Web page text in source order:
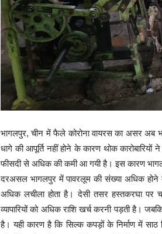
भागलपुर, चीन में फैले कोरोना वायरस का असर अब
धागे की आपूर्ति नहीं होने के कारण थोक कारोबारियों
फीसदी से अधिक की कमी आ गयी है। इस कारण
दरअसल भागलपुर में पावरलूम की संख्या अधिक होने
अधिक लचीला होता है। देसी तसर हस्तकरघा पर
व्यापारियों को अधिक राशि खर्च करनी पड़ती है।
है। यही कारण है कि सिल्क कपड़ों के निर्माण में